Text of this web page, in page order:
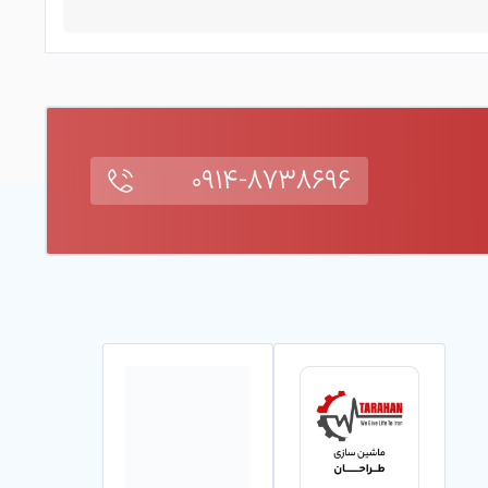
۰۹۱۴-۸۷۳۸۶۹۶